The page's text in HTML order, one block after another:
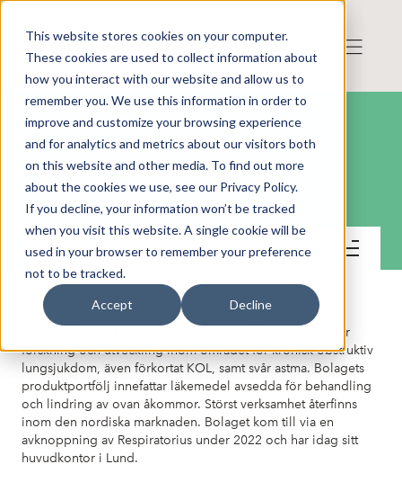
This website stores cookies on your computer.
These cookies are used to collect information about
how you interact with our website and allow us to
remember you. We use this information in order to
improve and customize your browsing experience
and for analytics and metrics about our visitors both
on this website and other media. To find out more
about the cookies we use, see our Privacy Policy.
If you decline, your information won’t be tracked
when you visit this website. A single cookie will be
used in your browser to remember your preference
not to be tracked.
Accept Decline
Arcede Pharma AB
Lär känna bolaget
Arcede Pharma är ett läkemedelsbolag. Bolaget bedriver
forskning och utveckling inom området för kronisk obstruktiv
lungsjukdom, även förkortat KOL, samt svår astma. Bolagets
produktportfölj innefattar läkemedel avsedda för behandling
och lindring av ovan åkommor. Störst verksamhet återfinns
inom den nordiska marknaden. Bolaget kom till via en
avknoppning av Respiratorius under 2022 och har idag sitt
huvudkontor i Lund.